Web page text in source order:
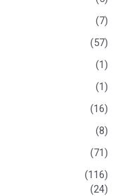
(7)
(57)
(1)
(1)
(16)
(8)
(71)
(116)
(24)